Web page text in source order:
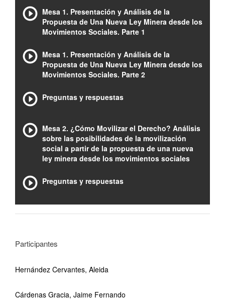
Mesa 1. Presentación y Análisis de la
Propuesta de Una Nueva Ley Minera desde los
Movimientos Sociales. Parte 1
Mesa 1. Presentación y Análisis de la
Propuesta de Una Nueva Ley Minera desde los
Movimientos Sociales. Parte 2
Preguntas y respuestas
Mesa 2. ¿Cómo Movilizar el Derecho? Análisis
sobre las posibilidades de la movilización
social a partir de la propuesta de una nueva
ley minera desde los movimientos sociales
Preguntas y respuestas
Participantes
Hernández Cervantes, Aleida
Cárdenas Gracia, Jaime Fernando